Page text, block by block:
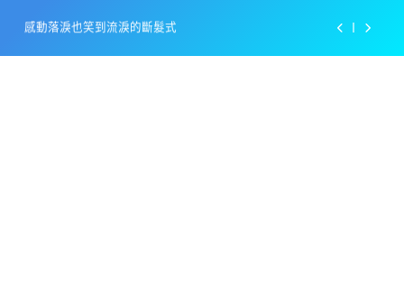
content
百事可樂的漢堡日廣告 主動向三大連鎖店招手